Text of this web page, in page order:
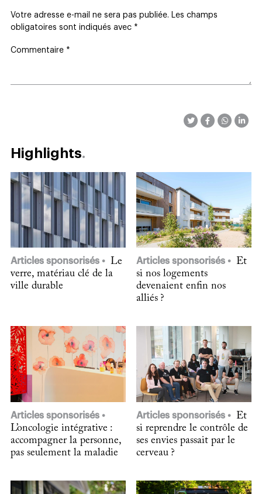
Votre adresse e-mail ne sera pas publiée. Les champs
obligatoires sont indiqués avec *
Commentaire *
Highlights
Articles sponsorisés
Le
verre, matériau clé de la
ville durable
Articles sponsorisés
Et
si nos logements
devenaient enfin nos
alliés ?
Articles sponsorisés
L’oncologie intégrative :
accompagner la personne,
pas seulement la maladie
Articles sponsorisés
Et
si reprendre le contrôle de
ses envies passait par le
cerveau ?